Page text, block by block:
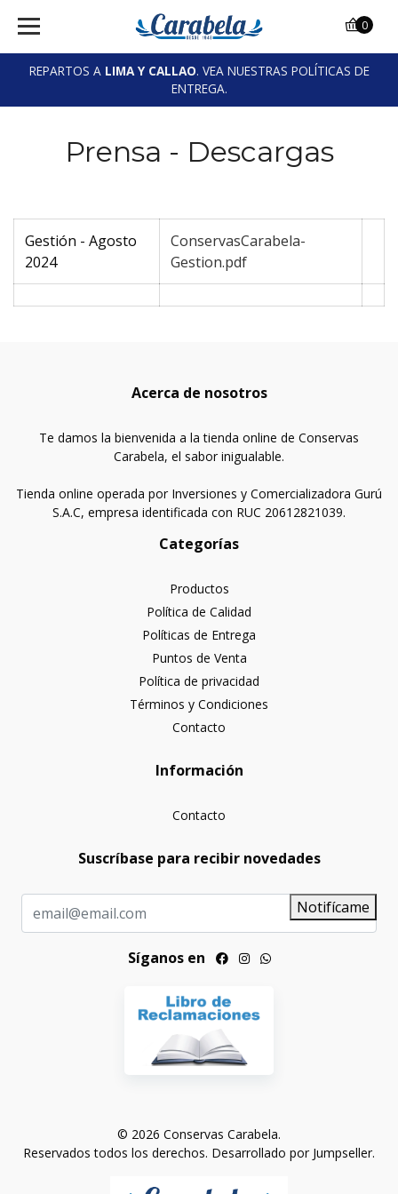
REPARTOS A LIMA Y CALLAO. VEA NUESTRAS POLÍTICAS DE
ENTREGA.
0
Prensa - Descargas
Gestión - Agosto
2024
ConservasCarabela-
Gestion.pdf
Acerca de nosotros
Te damos la bienvenida a la tienda online de Conservas
Carabela, el sabor inigualable.
Tienda online operada por Inversiones y Comercializadora Gurú
S.A.C, empresa identificada con RUC 20612821039.
Categorías
Productos
Política de Calidad
Políticas de Entrega
Puntos de Venta
Política de privacidad
Términos y Condiciones
Contacto
Información
Contacto
Suscríbase para recibir novedades
Notifícame
Síganos en
© 2026 Conservas Carabela.
Reservados todos los derechos. Desarrollado por Jumpseller.